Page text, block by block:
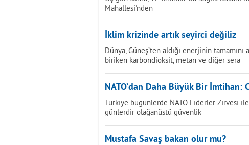
Mahallesi'nden
İklim krizinde artık seyirci değiliz
Dünya, Güneş’ten aldığı enerjinin
biriken karbondioksit, metan ve diğer sera
NATO’dan Daha Büyük Bir İmtihan:
Türkiye bugünlerde NATO Liderler Zirvesi
günlerdir olağanüstü güvenlik
Mustafa Savaş bakan olur mu?